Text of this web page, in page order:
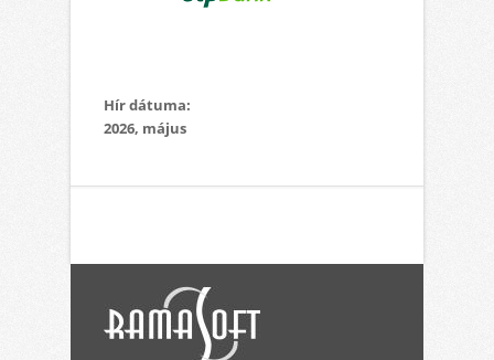
Hír dátuma:
2026, május